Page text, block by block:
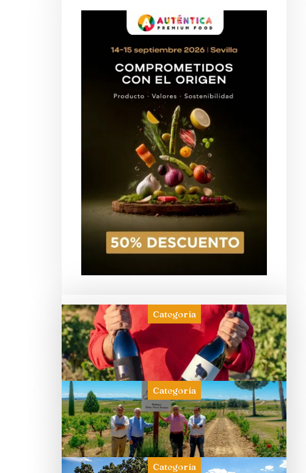
Categoría
Categoría
Categoría